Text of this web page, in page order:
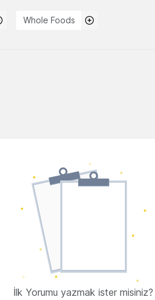
Whole Foods
İlk Yorumu yazmak ister misiniz?